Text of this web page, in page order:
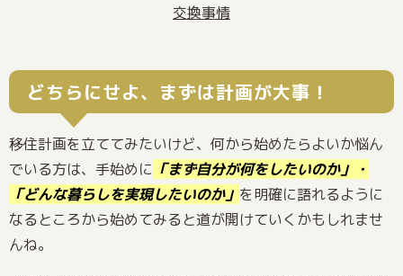
交換事情
どちらにせよ、まずは計画が大事！
移住計画を立ててみたいけど、何から始めたらよいか悩ん
でいる方は、手始めに 「まず自分が何をしたいのか」・
「どんな暮らしを実現したいのか」 を明確に語れるように
なるところから始めてみると道が開けていくかもしれませ
んね。